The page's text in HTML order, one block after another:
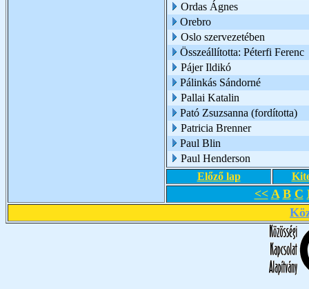
Ordas Ágnes
Orebro
Oslo szervezetében
Összeállította: Péterfi Ferenc
Pájer Ildikó
Pálinkás Sándorné
Pallai Katalin
Pató Zsuzsanna (fordította)
Patricia Brenner
Paul Blin
Paul Henderson
Előző lap
<< A B C